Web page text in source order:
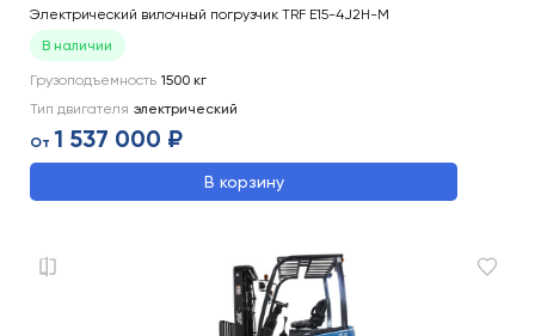
Электрический вилочный погрузчик TRF E15-4J2H-M
В наличии
Грузоподъемность 1500 кг
Тип двигателя электрический
От 1 537 000 ₽
В корзину